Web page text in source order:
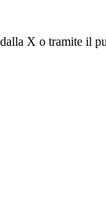
X o tramite il